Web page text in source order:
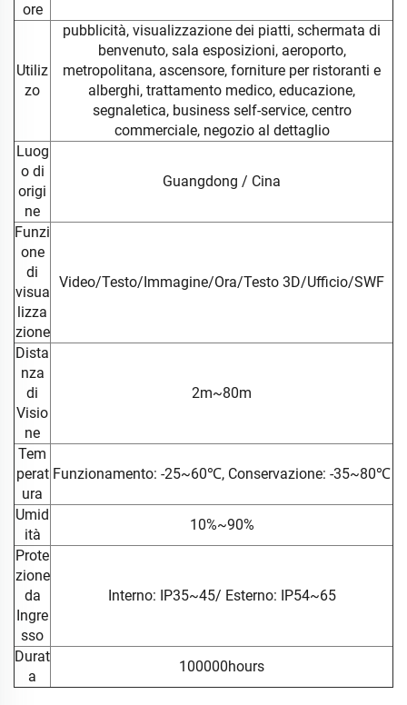
ore
Utiliz
zo
pubblicità, visualizzazione dei piatti, schermata di
benvenuto, sala esposizioni, aeroporto,
metropolitana, ascensore, forniture per ristoranti e
alberghi, trattamento medico, educazione,
segnaletica, business self-service, centro
commerciale, negozio al dettaglio
Luog
o di
origi
ne
Guangdong / Cina
Funzi
one
di
visua
lizza
zione
Video/Testo/Immagine/Ora/Testo 3D/Ufficio/SWF
Dista
nza
di
Visio
ne
2m~80m
Tem
perat
ura
Funzionamento: -25~60℃, Conservazione: -35~80℃
Umid
ità
10%~90%
Prote
zione
da
Ingre
sso
Interno: IP35~45/ Esterno: IP54~65
Durat
a
100000hours